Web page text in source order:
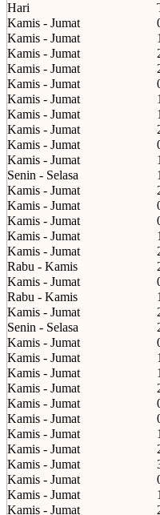
Hari
Kamis - Jumat
Kamis - Jumat
Kamis - Jumat
Kamis - Jumat
Kamis - Jumat
Kamis - Jumat
Kamis - Jumat
Kamis - Jumat
Kamis - Jumat
Kamis - Jumat
Senin - Selasa
Kamis - Jumat
Kamis - Jumat
Kamis - Jumat
Kamis - Jumat
Kamis - Jumat
Rabu - Kamis
Kamis - Jumat
Rabu - Kamis
Kamis - Jumat
Senin - Selasa
Kamis - Jumat
Kamis - Jumat
Kamis - Jumat
Kamis - Jumat
Kamis - Jumat
Kamis - Jumat
Kamis - Jumat
Kamis - Jumat
Kamis - Jumat
Kamis - Jumat
Kamis - Jumat
Kamis - Jumat